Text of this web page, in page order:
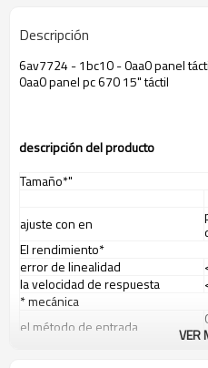
Descripción
6av7724 - 1bc10 - 0aa0 panel
0aa0 panel pc 670 15" táctil
descripción del producto
Tamaño*"
ajuste con en
El rendimiento*
error de linealidad
la velocidad de respuesta
* mecánica
el método de entrada
VER